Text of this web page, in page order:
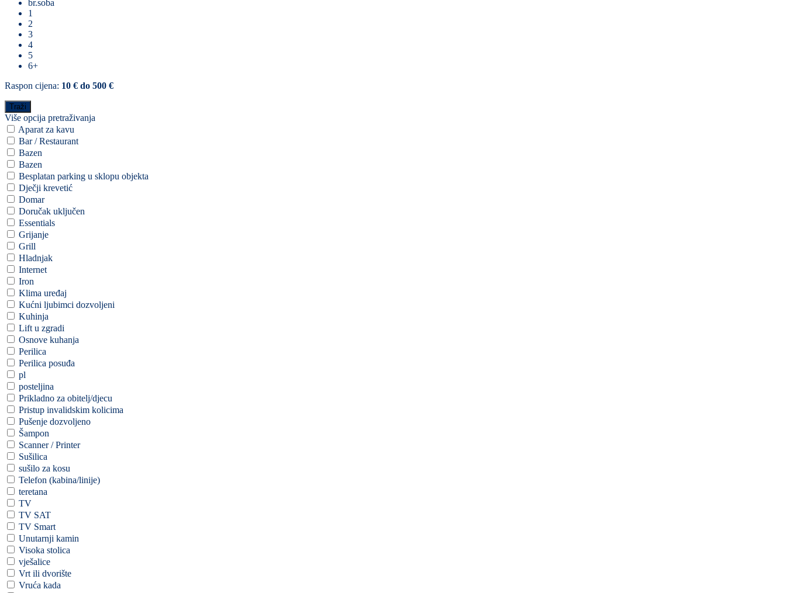
br.soba
1
2
3
4
5
6+
Raspon cijena: 10 € do 500 €
Više opcija pretraživanja
Aparat za kavu
Bar / Restaurant
Bazen
Bazen
Besplatan parking u sklopu objekta
Dječji krevetić
Domar
Doručak uključen
Essentials
Grijanje
Grill
Hladnjak
Internet
Iron
Klima uređaj
Kućni ljubimci dozvoljeni
Kuhinja
Lift u zgradi
Osnove kuhanja
Perilica
Perilica posuđa
pl
posteljina
Prikladno za obitelj/djecu
Pristup invalidskim kolicima
Pušenje dozvoljeno
Šampon
Scanner / Printer
Sušilica
sušilo za kosu
Telefon (kabina/linije)
teretana
TV
TV SAT
TV Smart
Unutarnji kamin
Visoka stolica
vješalice
Vrt ili dvorište
Vruća kada